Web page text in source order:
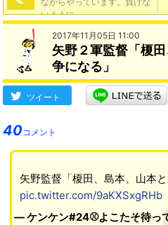
いように」
2017年11月05日 11:00
矢野２軍監督「榎
争になる」
ツイート
40コメント
矢野監督「榎田、島本、山本と
pic.twitter.com/9aKXSxgRHb
— ケンケン#24⚾よこたそ待っ